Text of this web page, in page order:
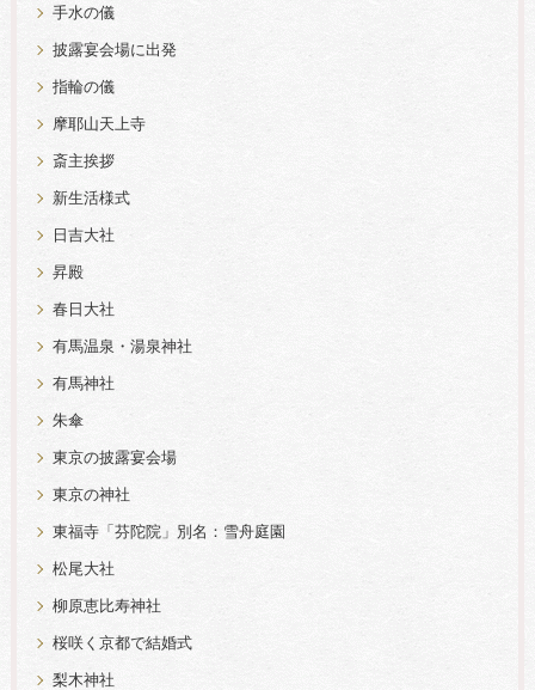
手水の儀
披露宴会場に出発
指輪の儀
摩耶山天上寺
斎主挨拶
新生活様式
日吉大社
昇殿
春日大社
有馬温泉・湯泉神社
有馬神社
朱傘
東京の披露宴会場
東京の神社
東福寺「芬陀院」別名：雪舟庭園
松尾大社
柳原恵比寿神社
桜咲く京都で結婚式
梨木神社